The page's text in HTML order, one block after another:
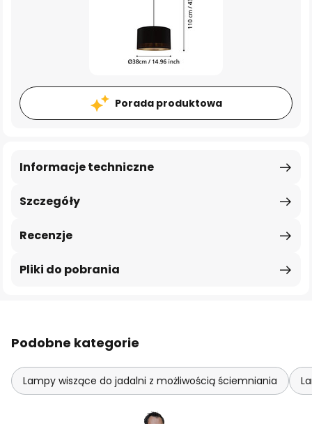
Porada produktowa
Szczegóły
Informacje techniczne
Recenzje
Pliki do pobrania
Podobne kategorie
Lampy wiszące do jadalni z możliwością ściemniania